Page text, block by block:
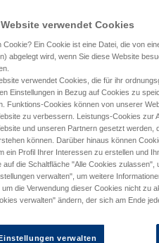
verwendet Cookies
Cookie? Ein Cookie ist eine Datei, die von
abgelegt wird, wenn Sie diese Website
verwendet Cookies, die für ihr
Einstellungen in Bezug auf Cookies zu
Funktions-Cookies können von unserer
zu verbessern. Leistungs-Cookies zur
und unseren Partnern gesetzt
können. Darüber hinaus können
ein Profil Ihrer Interessen zu erstellen und
auf die Schaltfläche "Alle Cookies
verwalten", um weitere
um die Verwendung dieser Cookies nicht zu
verwalten" ändern, der sich am Ende
verwalten